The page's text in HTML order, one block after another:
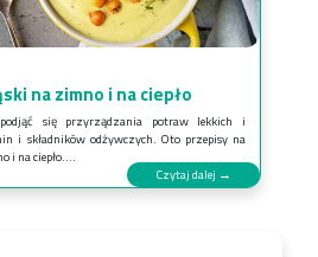
na zimno i na ciepło
się przyrządzania potraw lekkich i
i składników odżywczych. Oto przepisy na
i na ciepło....
Czytaj dalej →